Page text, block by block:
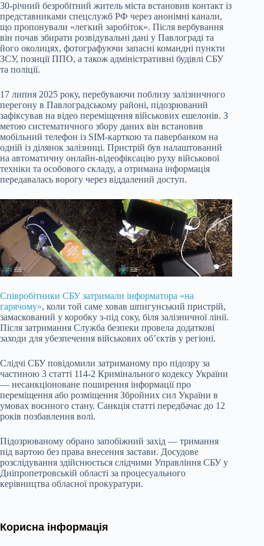
30-річний безробітний житель міста встановив контакт із
представниками спецслужб РФ через анонімні канали,
що пропонували «легкий заробіток». Після вербування
він почав збирати розвідувальні дані у Павлограді та
його околицях, фотографуючи запасні командні пункти
ЗСУ, позиції ППО, а також адміністративні будівлі СБУ
та поліції.
17 липня 2025 року, перебуваючи поблизу залізничного
перегону в Павлоградському районі, підозрюваний
зафіксував на відео переміщення військових ешелонів. З
метою систематичного збору даних він встановив
мобільний телефон із SIM-карткою та павербанком на
одній із ділянок залізниці. Пристрій був налаштований
на автоматичну онлайн-відеофіксацію руху військової
техніки та особового складу, а отримана інформація
передавалась ворогу через віддалений доступ.
Співробітники СБУ затримали інформатора «на
гарячому», коли той саме ховав шпигунський пристрій,
замаскований у коробку з-під соку, біля залізничної лінії.
Після затримання Служба безпеки провела додаткові
заходи для убезпечення військових об’єктів у регіоні.
Слідчі СБУ повідомили затриманому про підозру за
частиною 3 статті 114-2 Кримінального кодексу України
— несанкціоноване поширення інформації про
переміщення або розміщення Збройних сил України в
умовах воєнного стану. Санкція статті передбачає до 12
років позбавлення волі.
Підозрюваному обрано запобіжний захід — тримання
під вартою без права внесення застави. Досудове
розслідування здійснюється слідчими Управління СБУ у
Дніпропетровській області за процесуального
керівництва обласної прокуратури.
Корисна інформація